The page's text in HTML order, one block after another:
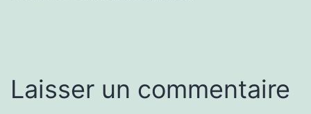
Laisser un commentaire